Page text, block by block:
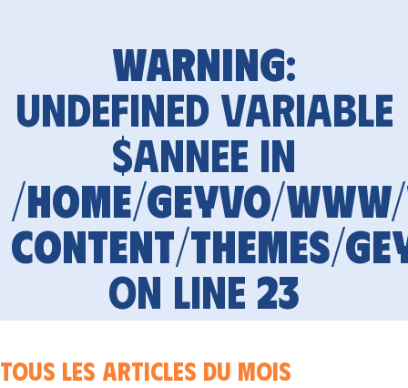
Warning:
Undefined variable
$annee in
/home/geyvo/
content/themes/
on line 23
Tous les articles du mois